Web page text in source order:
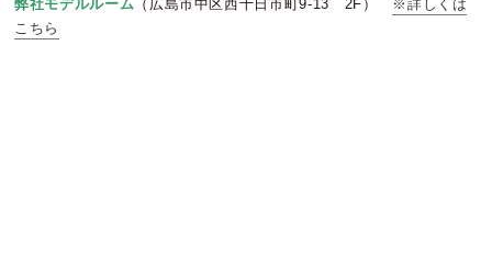
弊社モデルルーム （広島市中区西十日市町9-13 2F）
※詳しくは
こちら